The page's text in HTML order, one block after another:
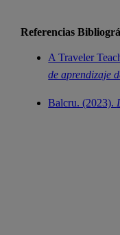
Referencias
A Traveler
de aprendizaje
Balcru. (2023).